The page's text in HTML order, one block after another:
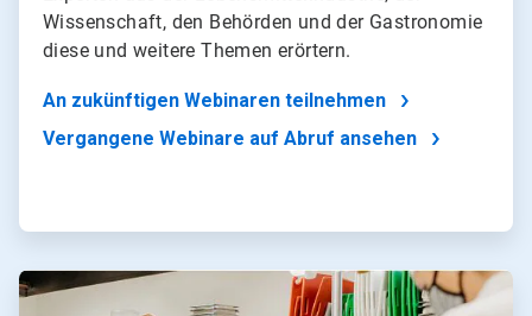
Wissenschaft, den Behörden und der Gastronomie
diese und weitere Themen erörtern.
An zukünftigen Webinaren teilnehmen
Vergangene Webinare auf Abruf ansehen
ArticleTile
4